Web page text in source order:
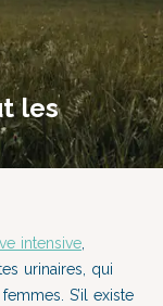
les
intensive,
urinaires, qui
S’il existe